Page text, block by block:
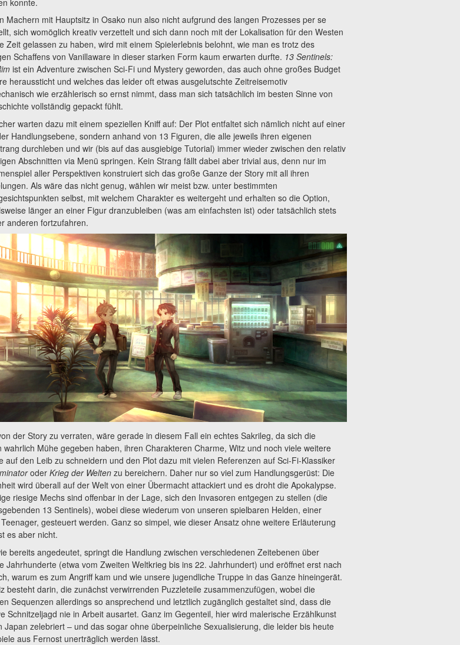
Machern mit Hauptsitz in Osako nun also nicht aufgrund des langen Prozesses per se
sich womöglich kreativ verzettelt und sich dann noch mit der Lokalisation für den Westen
Zeit gelassen zu haben, wird mit einem Spielerlebnis belohnt, wie man es trotz des
Schaffens von Vanillaware in dieser starken Form kaum erwarten durfte. 13 Sentinels:
ist ein Adventure zwischen Sci-Fi und Mystery geworden, das auch ohne großes Budget
heraussticht und welches das leider oft etwas ausgelutschte Zeitreisemotiv
wie erzählerisch so ernst nimmt, dass man sich tatsächlich im besten Sinne von
vollständig gepackt fühlt.
warten dazu mit einem speziellen Kniff auf: Der Plot entfaltet sich nämlich nicht auf einer
Handlungsebene, sondern anhand von 13 Figuren, die alle jeweils ihren eigenen
durchleben und wir (bis auf das ausgiebige Tutorial) immer wieder zwischen den relativ
Abschnitten via Menü springen. Kein Strang fällt dabei aber trivial aus, denn nur im
aller Perspektiven konstruiert sich das große Ganze der Story mit all ihren
Als wäre das nicht genug, wählen wir meist bzw. unter bestimmten
selbst, mit welchem Charakter es weitergeht und erhalten so die Option,
länger an einer Figur dranzubleiben (was am einfachsten ist) oder tatsächlich stets
anderen fortzufahren.
der Story zu verraten, wäre gerade in diesem Fall ein echtes Sakrileg, da sich die
wahrlich Mühe gegeben haben, ihren Charakteren Charme, Witz und noch viele weitere
auf den Leib zu schneidern und den Plot dazu mit vielen Referenzen auf Sci-Fi-Klassiker
oder Krieg der Welten zu bereichern. Daher nur so viel zum Handlungsgerüst: Die
wird überall auf der Welt von einer Übermacht attackiert und es droht die Apokalypse.
riesige Mechs sind offenbar in der Lage, sich den Invasoren entgegen zu stellen (die
13 Sentinels), wobei diese wiederum von unseren spielbaren Helden, einer
gesteuert werden. Ganz so simpel, wie dieser Ansatz ohne weitere Erläuterung
es aber nicht.
bereits angedeutet, springt die Handlung zwischen verschiedenen Zeitebenen über
Jahrhunderte (etwa vom Zweiten Weltkrieg bis ins 22. Jahrhundert) und eröffnet erst nach
warum es zum Angriff kam und wie unsere jugendliche Truppe in das Ganze hineingerät.
besteht darin, die zunächst verwirrenden Puzzleteile zusammenzufügen, wobei die
Sequenzen allerdings so ansprechend und letztlich zugänglich gestaltet sind, dass die
Schnitzeljagd nie in Arbeit ausartet. Ganz im Gegenteil, hier wird malerische Erzählkunst
Japan zelebriert – und das sogar ohne überpeinliche Sexualisierung, die leider bis heute
aus Fernost unerträglich werden lässt.